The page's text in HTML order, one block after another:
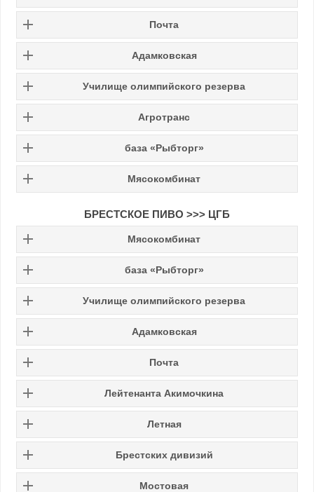
Почта
Адамковская
Училище олимпийского резерва
Агротранс
база «Рыбторг»
Мясокомбинат
БРЕСТСКОЕ ПИВО >>> ЦГБ
Мясокомбинат
база «Рыбторг»
Училище олимпийского резерва
Адамковская
Почта
Лейтенанта Акимочкина
Летная
Брестских дивизий
Мостовая